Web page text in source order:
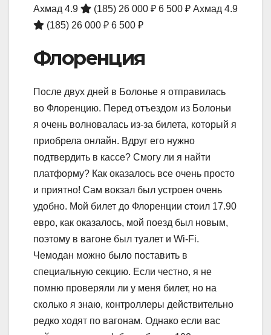
Ахмад 4.9
(185) 26 000 ₽ 6 500 ₽ Ахмад 4.9
(185) 26 000 ₽ 6 500 ₽
Флоренция
После двух дней в Болонье я отправилась
во Флоренцию. Перед отъездом из Болоньи
я очень волновалась из-за билета, который я
приобрела онлайн. Вдруг его нужно
подтвердить в кассе? Смогу ли я найти
платформу? Как оказалось все очень просто
и приятно! Сам вокзал был устроен очень
удобно. Мой билет до Флоренции стоил 17.90
евро, как оказалось, мой поезд был новым,
поэтому в вагоне был туалет и Wi-Fi.
Чемодан можно было поставить в
специальную секцию. Если честно, я не
помню проверяли ли у меня билет, но на
сколько я знаю, контроллеры действительно
редко ходят по вагонам. Однако если вас